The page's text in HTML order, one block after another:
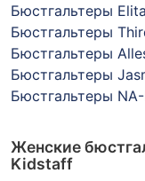
Бюстгальтеры Elita
Бюстгальтеры
Бюстгальтеры
Бюстгальтеры
Бюстгальтеры
Женские
Kidstaff